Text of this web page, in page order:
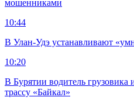
мошенниками
10:44
В Улан-Удэ устанавливают
10:20
В Бурятии водитель грузовика
трассу «Байкал»